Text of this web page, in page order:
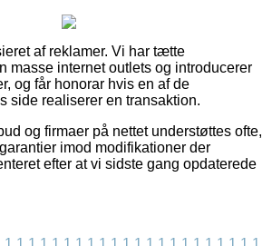
af reklamer. Vi har tætte
masse internet outlets og introducerer
og får honorar hvis en af de
side realiserer en transaktion.
og firmaer på nettet understøttes ofte,
imod modifikationer der
efter at vi sidste gang opdaterede